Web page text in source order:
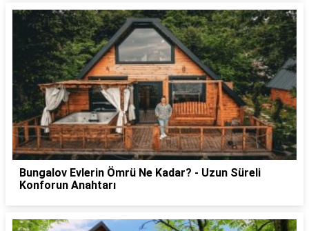
Bungalov Evlerin Ömrü Ne Kadar? - Uzun Süreli
Konforun Anahtarı